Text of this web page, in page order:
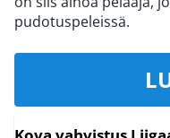
pudotuspeleissä.